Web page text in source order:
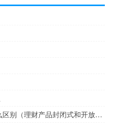
理财里的开放式和封闭式有什么区别（理财产品封闭式和开放式有什么区别）